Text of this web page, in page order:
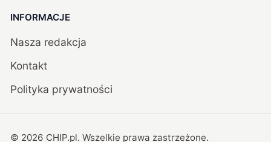
INFORMACJE
Nasza redakcja
Kontakt
Polityka prywatności
© 2026 CHIP.pl. Wszelkie prawa zastrzeżone.